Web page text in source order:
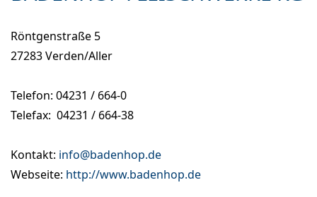
Röntgenstraße 5
27283 Verden/Aller
Telefon: 04231 / 664-0
Telefax: 04231 / 664-38
Kontakt: info@badenhop.de
Webseite: http://www.badenhop.de